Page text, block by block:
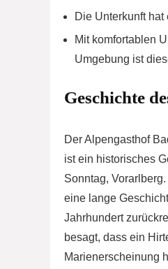
Die Unterkunft
Mit komfortablen
Umgebung ist
Geschichte
Der Alpengasthof
ist ein historisches
Sonntag,
eine lange
Jahrhundert
besagt, dass ein
Marienerscheinung